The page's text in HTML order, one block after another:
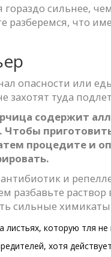
сильнее,
разберемся, что
опасности или
туда
содержит
процедите и
и
разбавьте
сильные
которую тля не
хотя